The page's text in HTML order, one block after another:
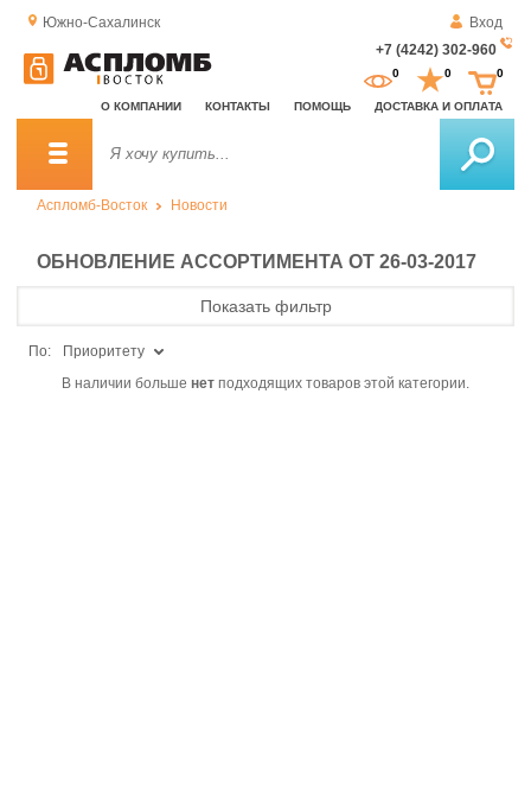
Южно-Сахалинск
Вход
+7 (4242) 302-960
О КОМПАНИИ КОНТАКТЫ ПОМОЩЬ ДОСТАВКА И ОПЛАТА
0 0 0
Аспломб-Восток Новости
ОБНОВЛЕНИЕ АССОРТИМЕНТА ОТ 26-03-2017
Показать фильтр
По:
Приоритету
В наличии больше нет подходящих товаров этой категории.